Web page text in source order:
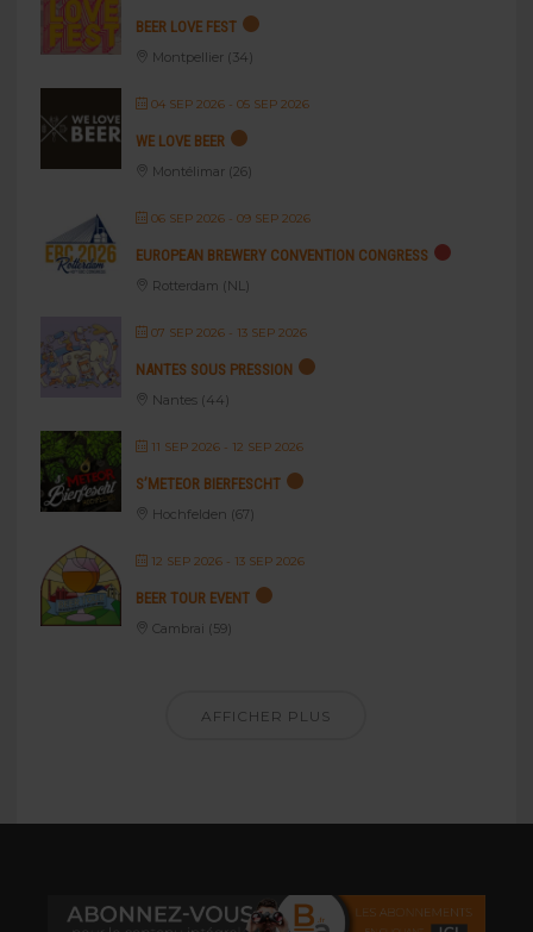
BEER LOVE FEST
Montpellier (34)
04 SEP 2026- 05 SEP 2026
WE LOVE BEER
Montélimar (26)
06 SEP 2026- 09 SEP 2026
EUROPEAN BREWERY CONVENTION CONGRESS
Rotterdam (NL)
07 SEP 2026- 13 SEP 2026
NANTES SOUS PRESSION
Nantes (44)
11 SEP 2026- 12 SEP 2026
S’METEOR BIERFESCHT
Hochfelden (67)
12 SEP 2026- 13 SEP 2026
BEER TOUR EVENT
Cambrai (59)
AFFICHER PLUS